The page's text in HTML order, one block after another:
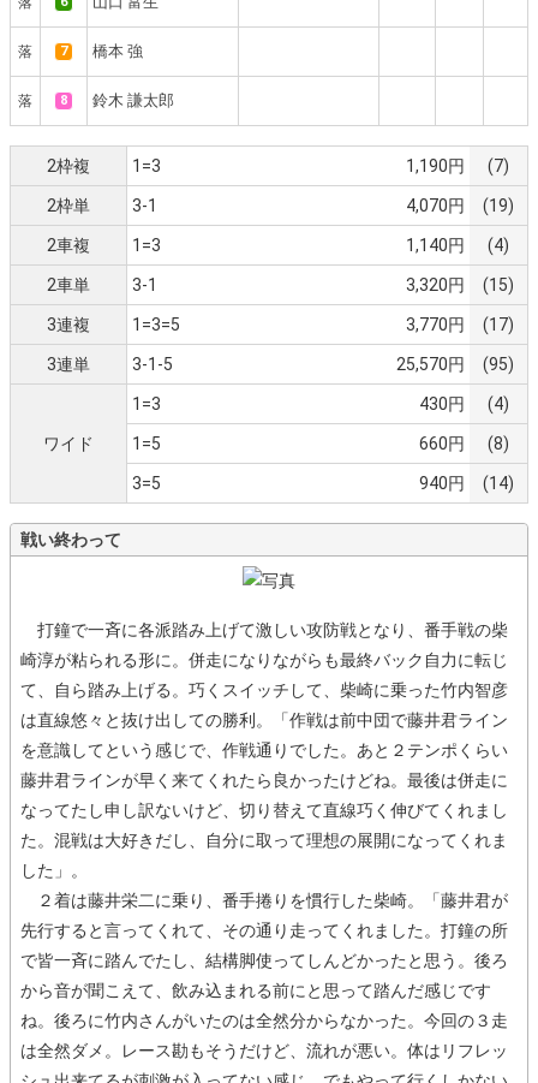
落 7 橋本 強
落 8 鈴木 謙太郎
2枠複 1=3 1,190円 (7)
2枠単 3-1 4,070円 (19)
2車複 1=3 1,140円 (4)
2車単 3-1 3,320円 (15)
3連複 1=3=5 3,770円 (17)
3連単 3-1-5 25,570円 (95)
ワイド
1=3 430円 (4)
1=5 660円 (8)
3=5 940円 (14)
戦い終わって
打鐘で一斉に各派踏み上げて激しい攻防戦となり、番手戦の柴
崎淳が粘られる形に。併走になりながらも最終バック自力に転じ
て、自ら踏み上げる。巧くスイッチして、柴崎に乗った竹内智彦
は直線悠々と抜け出しての勝利。「作戦は前中団で藤井君ライン
を意識してという感じで、作戦通りでした。あと２テンポくらい
藤井君ラインが早く来てくれたら良かったけどね。最後は併走に
なってたし申し訳ないけど、切り替えて直線巧く伸びてくれまし
た。混戦は大好きだし、自分に取って理想の展開になってくれま
した」。
２着は藤井栄二に乗り、番手捲りを慣行した柴崎。「藤井君が
先行すると言ってくれて、その通り走ってくれました。打鐘の所
で皆一斉に踏んでたし、結構脚使ってしんどかったと思う。後ろ
から音が聞こえて、飲み込まれる前にと思って踏んだ感じです
ね。後ろに竹内さんがいたのは全然分からなかった。今回の３走
は全然ダメ。レース勘もそうだけど、流れが悪い。体はリフレッ